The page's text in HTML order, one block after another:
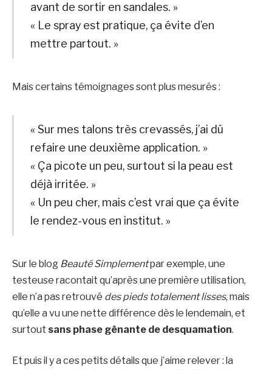
avant de sortir en sandales. »
« Le spray est pratique, ça évite d’en
mettre partout. »
Mais certains témoignages sont plus mesurés :
« Sur mes talons très crevassés, j’ai dû
refaire une deuxième application. »
« Ça picote un peu, surtout si la peau est
déjà irritée. »
« Un peu cher, mais c’est vrai que ça évite
le rendez-vous en institut. »
Sur le blog Beauté Simplementpar exemple, une
testeuse racontait qu’après une première utilisation,
elle n’a pas retrouvé des pieds totalement lisses, mais
qu’elle a vu une nette différence dès le lendemain, et
surtout sans phase gênante de desquamation.
Et puis il y a ces petits détails que j’aime relever : la